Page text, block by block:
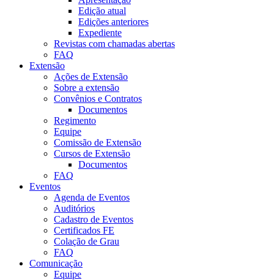
Edição atual
Edições anteriores
Expediente
Revistas com chamadas abertas
FAQ
Extensão
Ações de Extensão
Sobre a extensão
Convênios e Contratos
Documentos
Regimento
Equipe
Comissão de Extensão
Cursos de Extensão
Documentos
FAQ
Eventos
Agenda de Eventos
Auditórios
Cadastro de Eventos
Certificados FE
Colação de Grau
FAQ
Comunicação
Equipe